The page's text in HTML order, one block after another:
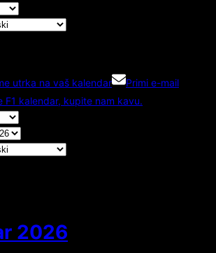
utrka na vaš kalendar
Primi e-mail
F1 kalendar, kupite nam kavu.
2026